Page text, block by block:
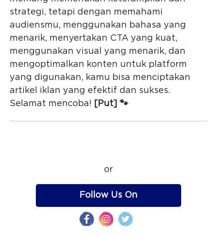
strategi, tetapi dengan memahami
audiensmu, menggunakan bahasa yang
menarik, menyertakan CTA yang kuat,
menggunakan visual yang menarik, dan
mengoptimalkan konten untuk platform
yang digunakan, kamu bisa menciptakan
artikel iklan yang efektif dan sukses.
Selamat mencoba! [Put] 🐾
or
Follow Us On